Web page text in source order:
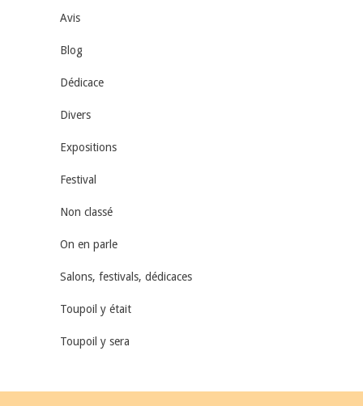
Avis
Blog
Dédicace
Divers
Expositions
Festival
Non classé
On en parle
Salons, festivals, dédicaces
Toupoil y était
Toupoil y sera